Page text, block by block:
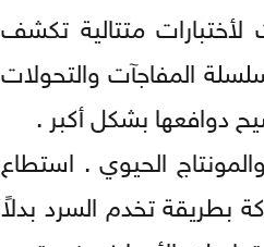
متتالية تكشف
المفاجآت والتحولات
دوافعها بشكل أكبر .
الحيوي . استطاع
بطريقة تخدم السرد بدلاً